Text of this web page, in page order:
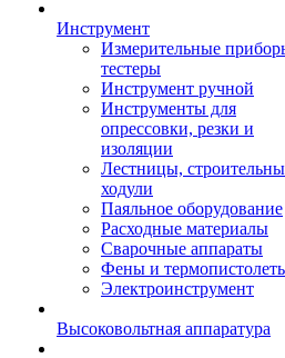
Инструмент
Измерительные
тестеры
Инструмент ручной
Инструменты для
опрессовки, резки и
изоляции
Лестницы,
ходули
Паяльное оборудование
Расходные материалы
Сварочные аппараты
Фены и
Электроинструмент
Высоковольтная аппаратура